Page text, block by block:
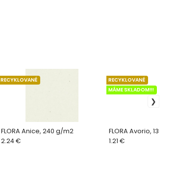
FLORA Anice, 240 g/m2
RECYKLOVANÉ
2.24 €
FLORA Avorio, 130 g/
RECYKLOVANÉ
MÁME SKLADOM!!!
1.21 €